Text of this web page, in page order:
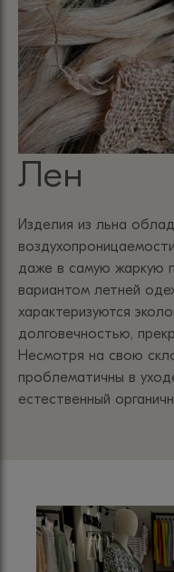
Лен
Изделия из льна
даже в самую жаркую
вариантом летней
характеризуются
долговечностью,
Несмотря на свою
проблематичны в
естественный